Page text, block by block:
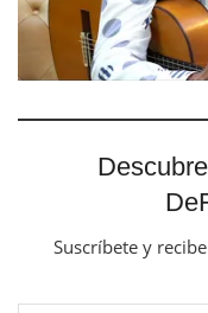
Suscríbete y
Escribe tu correo electrónico…